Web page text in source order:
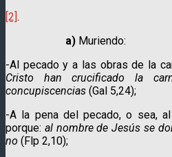
[2].
a) Muriendo:
-Al pecado y a las obras de la
Cristo han crucificado la
concupiscen­cias (Gal 5,24);
-A la pena del pecado, o sea,
porque: al nombre de Jesús se
no (Flp 2,10);